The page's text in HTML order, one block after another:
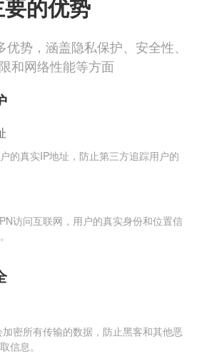
的优势
势，涵盖隐私保护、安全性、
和网络性能等方面
的真实IP地址，防止第三方追踪用户的
访问互联网，用户的真实身份和位置信
密所有传输的数据，防止黑客和其他恶
信息。